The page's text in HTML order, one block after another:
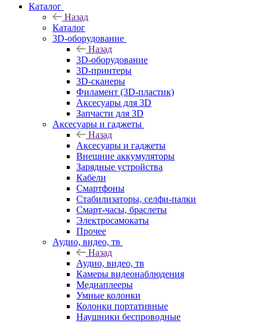
Каталог
Назад
Каталог
3D-оборудование
Назад
3D-оборудование
3D-принтеры
3D-сканеры
Филамент (3D-пластик)
Аксесуары для 3D
Запчасти для 3D
Аксесуары и гаджеты
Назад
Аксесуары и гаджеты
Внешние аккумуляторы
Зарядные устройства
Кабели
Смартфоны
Стабилизаторы, селфи-палки
Смарт-часы, браслеты
Электросамокаты
Прочее
Аудио, видео, тв
Назад
Аудио, видео, тв
Камеры видеонаблюдения
Медиаплееры
Умные колонки
Колонки портативные
Наушники беспроводные